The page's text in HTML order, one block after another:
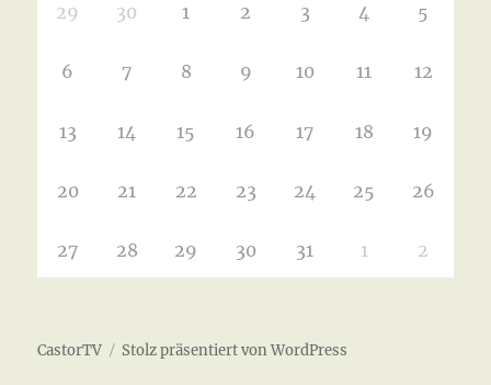
29 30 1 2 3 4 5
6 7 8 9 10 11 12
13 14 15 16 17 18 19
20 21 22 23 24 25 26
27 28 29 30 31 1 2
CastorTV Stolz präsentiert von WordPress